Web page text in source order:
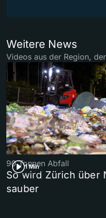
Weitere News
Videos aus der Region,
1 Min
90 Tonnen Abfall
So wird Zürich über
sauber